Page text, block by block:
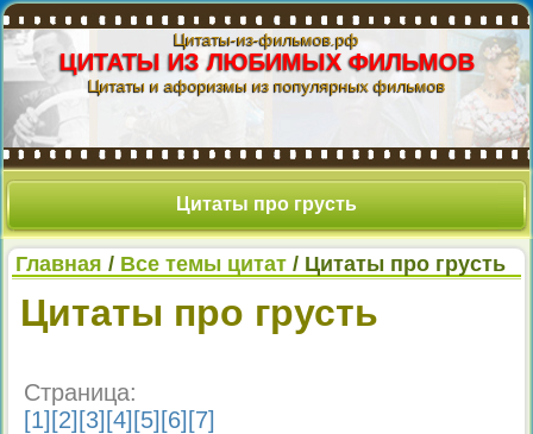
Цитаты-из-фильмов.рф
ЦИТАТЫ ИЗ ЛЮБИМЫХ ФИЛЬМОВ
Цитаты и афоризмы из популярных фильмов
Цитаты про грусть
Главная / Все темы цитат / Цитаты про грусть
Цитаты про грусть
Страница:
[1][2][3][4][5][6][7]